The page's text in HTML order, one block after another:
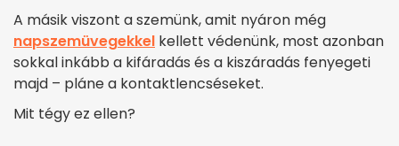
A másik viszont a szemünk, amit nyáron még
napszemüvegekkel kellett védenünk, most azonban
sokkal inkább a kifáradás és a kiszáradás fenyegeti
majd – pláne a kontaktlencséseket.
Mit tégy ez ellen?